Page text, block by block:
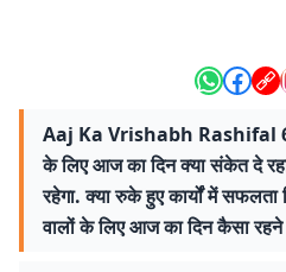
Aaj Ka Vrishabh Rashifal 6
के लिए आज का दिन क्या संकेत दे
रहेगा. क्या रुके हुए कार्यों में
वालों के लिए आज का दिन कैसा रहने